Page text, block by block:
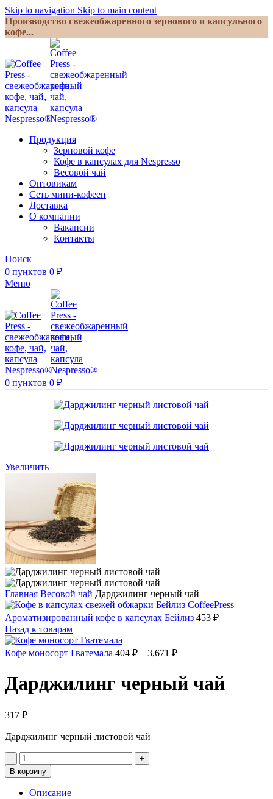
Skip to navigation Skip to main content
Производство свежеобжаренного зернового и капсульного
кофе...
Продукция
Зерновой кофе
Кофе в капсулах для Nespresso
Весовой чай
Оптовикам
Сеть мини-кофеен
Доставка
О компании
Вакансии
Контакты
Поиск
0 пунктов 0 ₽
Меню
0 пунктов 0 ₽
Увеличить
Главная Весовой чай Дарджилинг черный чай
Ароматизированный кофе в капсулах Бейлиз 453 ₽
Назад к товарам
Кофе моносорт Гватемала 404 ₽ – 3,671 ₽Диапазон
404 ₽
–
Дарджилинг черный чай
317 ₽
Дарджилинг черный листовой чай
Количество
товара
Дарджилинг
черный
В корзину
Описание